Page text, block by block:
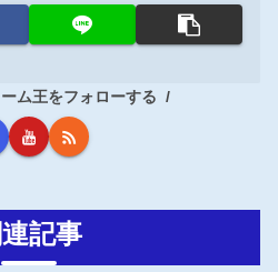
ム王をフォローする
記事